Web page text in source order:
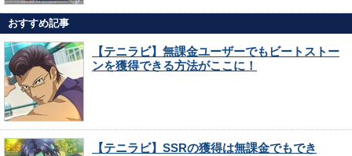
おすすめ記事
【テニラビ】無課金ユーザーでもビートストー
ンを獲得できる方法がここに！
【テニラビ】SSRの獲得は無課金でもでき